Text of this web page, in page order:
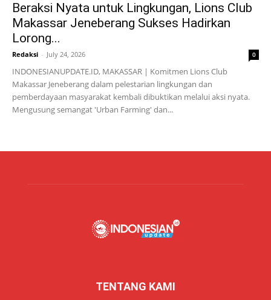
Beraksi Nyata untuk Lingkungan, Lions Club
Makassar Jeneberang Sukses Hadirkan
Lorong...
Redaksi - July 24, 2026 0
INDONESIANUPDATE.ID, MAKASSAR | Komitmen Lions Club
Makassar Jeneberang dalam pelestarian lingkungan dan
pemberdayaan masyarakat kembali dibuktikan melalui aksi nyata.
Mengusung semangat 'Urban Farming' dan...
TENTANG KAMI